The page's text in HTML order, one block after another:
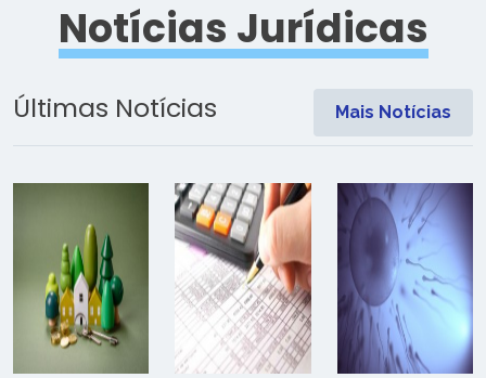
Notícias Jurídicas
Últimas Notícias Mais Notícias